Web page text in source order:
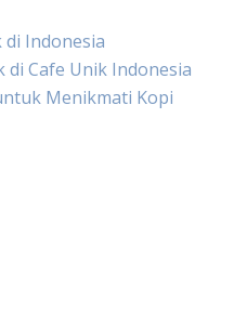
di Indonesia
Cafe Unik Indonesia
Menikmati Kopi